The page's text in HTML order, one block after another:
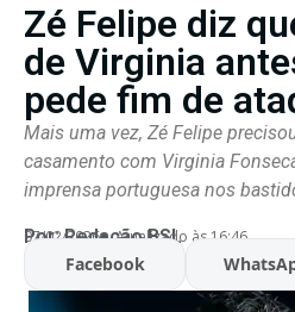
Zé Felipe diz
de Virginia
pede fim de
Mais uma vez, Zé Felipe
casamento com Virginia
imprensa portuguesa nos
Por:Redação BSL
07/02/2026 Atualizado às 16:46
Facebook